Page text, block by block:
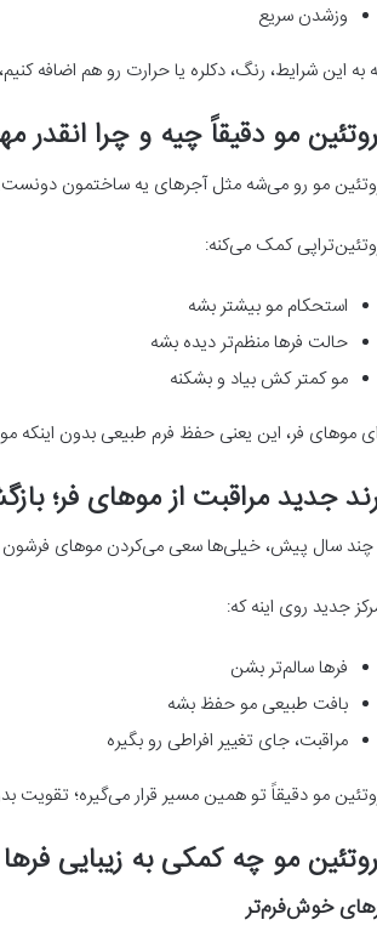
وزشدن سریع
به این شرایط، رنگ، دکلره یا حرارت رو هم اضافه
مو دقیقاً چیه و چرا انقدر
مو رو می‌شه مثل آجرهای یه ساختمون
کمک می‌کنه:
استحکام مو بیشتر بشه
حالت فرها منظم‌تر دیده بشه
مو کمتر کش بیاد و بشکنه
موهای فر، این یعنی حفظ فرم طبیعی بدون
جدید مراقبت از موهای فر؛
چند سال پیش، خیلی‌ها سعی می‌کردن موهای فرشون
جدید روی اینه که:
فرها سالم‌تر بشن
بافت طبیعی مو حفظ بشه
مراقبت، جای تغییر افراطی رو بگیره
مو دقیقاً تو همین مسیر قرار می‌گیره؛
مو چه کمکی به زیبایی
خوش‌فرم‌تر